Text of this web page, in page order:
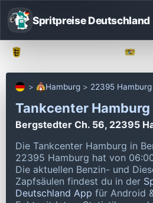
Spritpreise Deutschland
Hamburg 22395 Hamburg
Tankcenter Hamburg
Bergstedter Ch. 56, 22395
Die Tankcenter Hamburg in
22395 Hamburg hat von
Die aktuellen Benzin- und
Zapfsäulen findest du in der
Deutschland App für Android